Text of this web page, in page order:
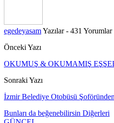
egedeyasamYazılar - 431 Yorumlar
Önceki Yazı
OKUMUŞ & OKUMAMIŞ
Sonraki Yazı
İzmir Belediye Otobüsü
Bunları da beğenebilirsin Diğerleri